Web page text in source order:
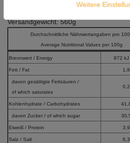
Asia Express Food, Kilbystraat 1,
Versandgewicht: 560g
Durchschnittliche Nährwertangaben pro
Average Nutritional Values per 100g
Brennwert / Energy 872 kJ
Fett / Fat
davon gesättigte Fettsäuren /
of which saturates
Kohlenhydrate / Carbohydrates
davon Zucker / of which sugar
Eiweiß / Protein
Salz / Salt
Weitere